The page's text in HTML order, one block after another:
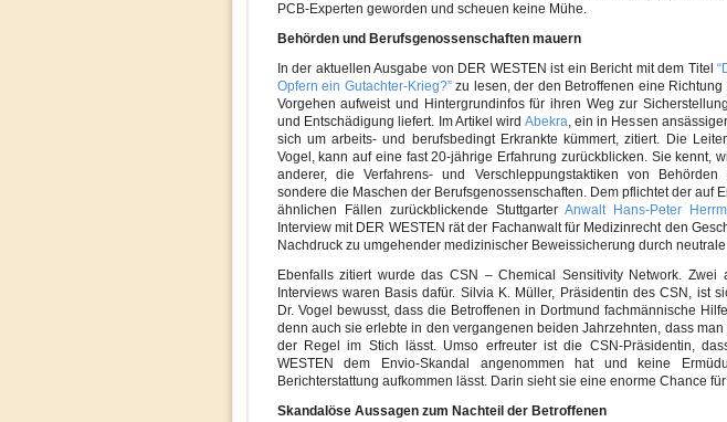
PCB-Experten geworden und scheuen keine Mühe.
Behörden und Berufsgenossenschaften mauern
In der aktuellen Ausgabe von DER WESTEN ist ein Bericht mit dem Titel
Opfern ein Gutachter-Krieg?”zu lesen, der den Betroffenen eine Richtung
Vorgehen aufweist und Hintergrundinfos für ihren Weg zur
und Entschädigung liefert. Im Artikel wird Abekra, ein in Hessen
sich um arbeits- und berufsbedingt Erkrankte kümmert, zitiert. Die
Vogel, kann auf eine fast 20-jährige Erfahrung zurückblicken. Sie kennt,
anderer, die Verfahrens- und Verschleppungstaktiken von
sondere die Maschen der Berufsgenossenschaften. Dem pflichtet der auf
ähnlichen Fällen zurückblickende Stuttgarter Anwalt Hans-Peter
Interview mit DER WESTEN rät der Fachanwalt für Medizinrecht den
Nachdruck zu umgehender medizinischer Beweissicherung durch neutrale
Ebenfalls zitiert wurde das CSN – Chemical Sensitivity Network. Zwei
Interviews waren Basis dafür. Silvia K. Müller, Präsidentin des CSN, ist
Dr. Vogel bewusst, dass die Betroffenen in Dortmund fachmännische
denn auch sie erlebte in den vergangenen beiden Jahrzehnten, dass man
der Regel im Stich lässt. Umso erfreuter ist die CSN-Präsidentin,
WESTEN dem Envio-Skandal angenommen hat und keine
Berichterstattung aufkommen lässt. Darin sieht sie eine enorme Chance
Skandalöse Aussagen zum Nachteil der Betroffenen